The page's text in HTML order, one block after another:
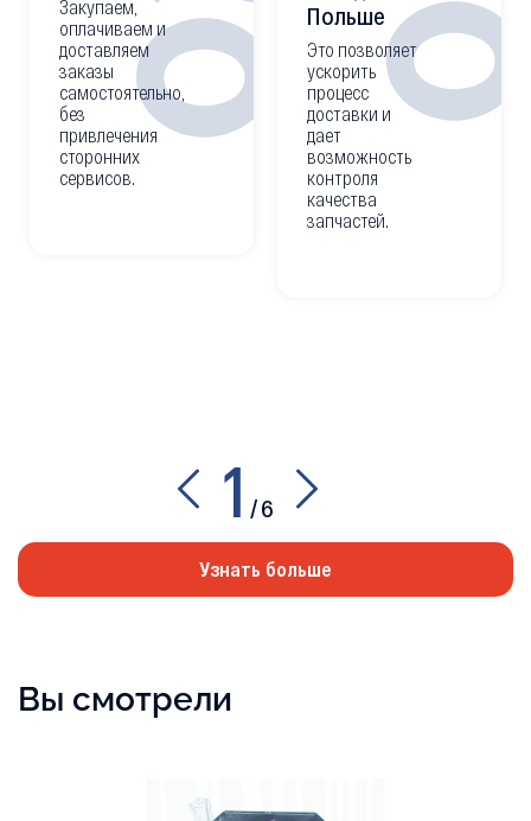
Закупаем,
оплачиваем и
доставляем
заказы
самостоятельно,
без
привлечения
сторонних
сервисов.
Польше
Это позволяет
ускорить
процесс
доставки и
дает
возможность
контроля
качества
запчастей.
1 /6
Узнать больше
Вы смотрели